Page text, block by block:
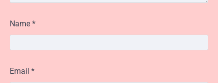
Name *
Email *